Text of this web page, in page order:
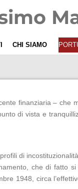
CHI SIAMO
finanziaria –
di vista e
di
che di fatto
1948, circa